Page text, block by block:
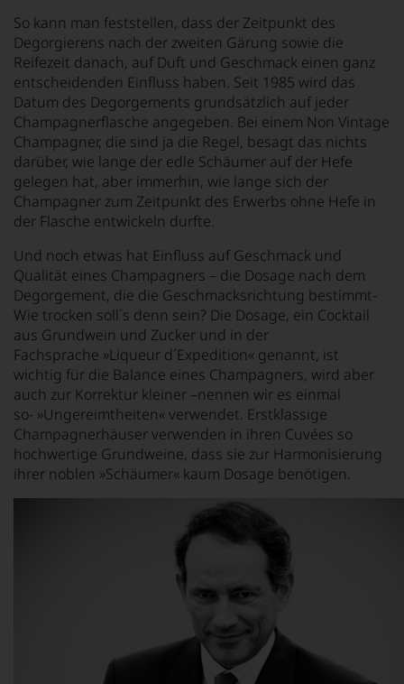
So kann man feststellen, dass der Zeitpunkt des
Degorgierens nach der zweiten Gärung sowie die
Reifezeit danach, auf Duft und Geschmack einen ganz
entscheidenden Einfluss haben. Seit 1985 wird das
Datum des Degorgements grundsätzlich auf jeder
Champagnerflasche angegeben. Bei einem Non Vintage
Champagner, die sind ja die Regel, besagt das nichts
darüber, wie lange der edle Schäumer auf der Hefe
gelegen hat, aber immerhin, wie lange sich der
Champagner zum Zeitpunkt des Erwerbs ohne Hefe in
der Flasche entwickeln durfte.
Und noch etwas hat Einfluss auf Geschmack und
Qualität eines Champagners – die Dosage nach dem
Degorgement, die die Geschmacksrichtung bestimmt-
Wie trocken soll´s denn sein? Die Dosage, ein Cocktail
aus Grundwein und Zucker und in der
Fachsprache »Liqueur d´Expedition« genannt, ist
wichtig für die Balance eines Champagners, wird aber
auch zur Korrektur kleiner –nennen wir es einmal
so- »Ungereimtheiten« verwendet. Erstklassige
Champagnerhäuser verwenden in ihren Cuvées so
hochwertige Grundweine, dass sie zur Harmonisierung
ihrer noblen »Schäumer« kaum Dosage benötigen.